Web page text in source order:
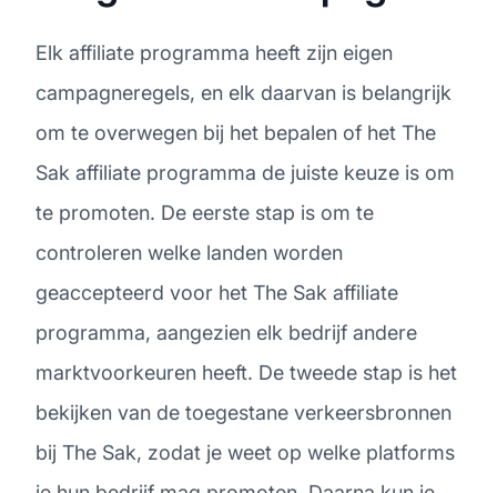
Elk affiliate programma heeft zijn eigen
campagneregels, en elk daarvan is belangrijk
om te overwegen bij het bepalen of het The
Sak affiliate programma de juiste keuze is om
te promoten. De eerste stap is om te
controleren welke landen worden
geaccepteerd voor het The Sak affiliate
programma, aangezien elk bedrijf andere
marktvoorkeuren heeft. De tweede stap is het
bekijken van de toegestane verkeersbronnen
bij The Sak, zodat je weet op welke platforms